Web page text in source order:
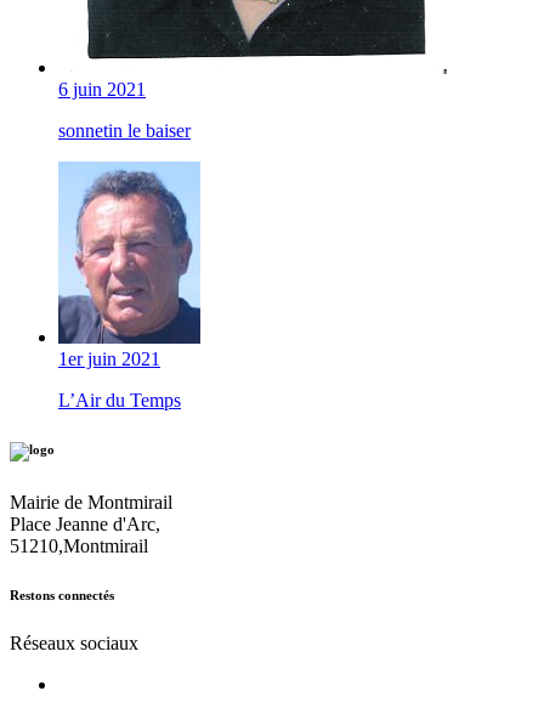
6 juin 2021
sonnetin le baiser
1er juin 2021
L’Air du Temps
Mairie de Montmirail
Place Jeanne d'Arc,
51210,Montmirail
Restons connectés
Réseaux sociaux